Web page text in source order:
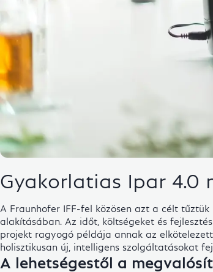
Gyakorlatias Ipar 4.0
A Fraunhofer IFF-fel közösen azt a célt
alakításában. Az időt, költségeket és
projekt ragyogó példája annak az
holisztikusan új, intelligens szolgáltatásokat
A lehetségestől a